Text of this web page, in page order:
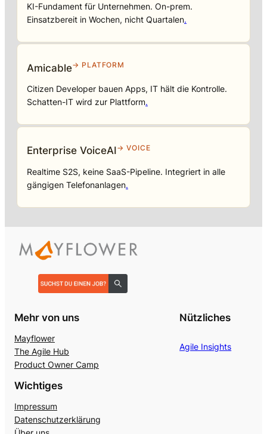
KI-Fundament für Unternehmen. On-prem.
Einsatzbereit in Wochen, nicht Quartalen.
Amicable→ PLATFORM
Citizen Developer bauen Apps, IT hält die Kontrolle.
Schatten-IT wird zur Plattform.
Enterprise VoiceAI→ VOICE
Realtime S2S, keine SaaS-Pipeline. Integriert in alle
gängigen Telefonanlagen.
Mehr von uns
Mayflower
The Agile Hub
Product Owner Camp
Nützliches
Agile Insights
Wichtiges
Impressum
Datenschutzerklärung